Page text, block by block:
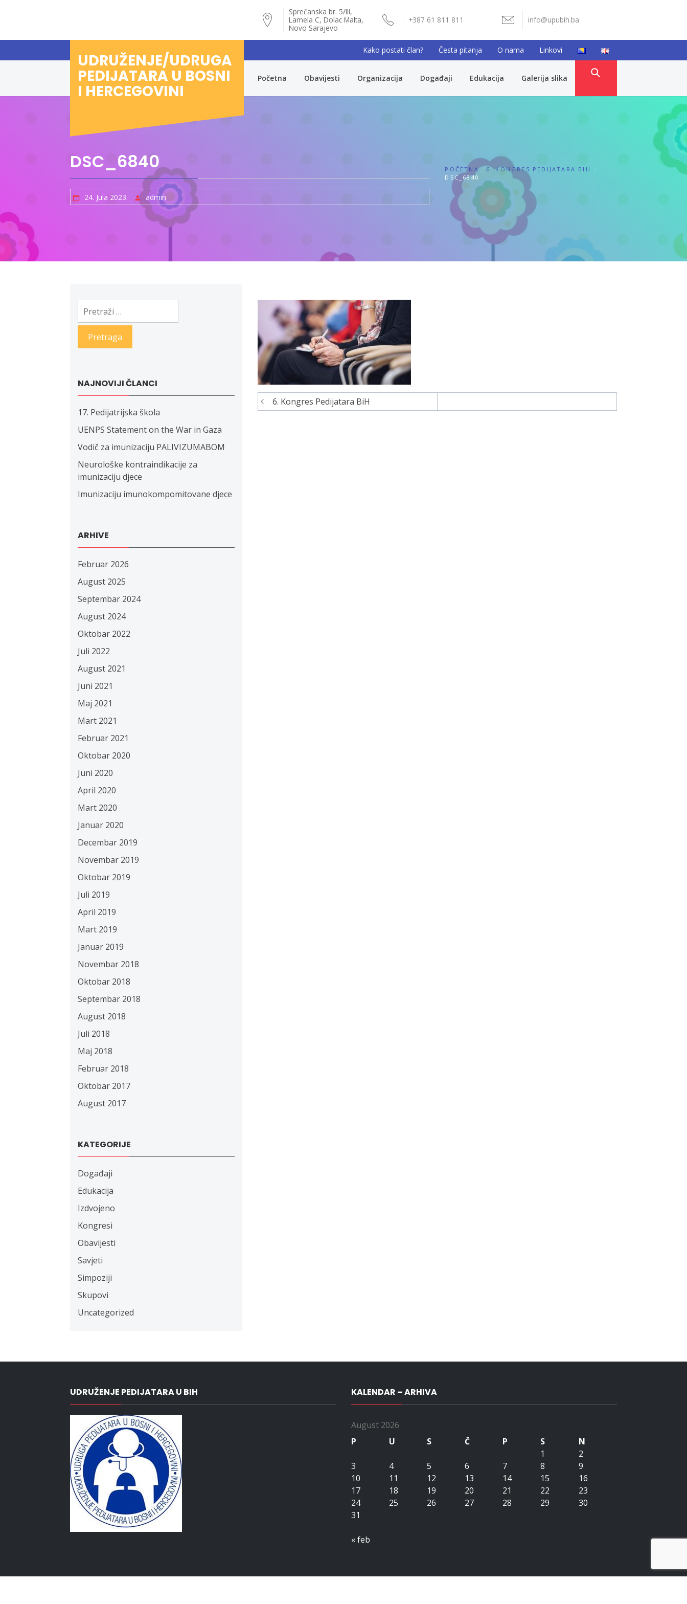
Sprečanska br. 5/III,
Lamela C, Dolac Malta,
Novo Sarajevo
+387 61 811 811 info@upubih.ba
Kako postati član? Česta pitanja O nama Linkovi
UDRUŽENJE/UDRUGA
PEDIJATARA U BOSNI
I HERCEGOVINI
Početna Obavijesti Organizacija Događaji Edukacija Galerija slika
DSC_6840
24. Jula 2023. admin
POČETNA
6. KONGRES PEDIJATARA BIH
DSC_6840
Navigacija
6. Kongres Pedijatara BiH
Pretraga:
NAJNOVIJI ČLANCI
17. Pedijatrijska škola
UENPS Statement on the War in Gaza
Vodič za imunizaciju PALIVIZUMABOM
Neurološke kontraindikacije za
imunizaciju djece
Imunizaciju imunokompomitovane djece
ARHIVE
Februar 2026
August 2025
Septembar 2024
August 2024
Oktobar 2022
Juli 2022
August 2021
Juni 2021
Maj 2021
Mart 2021
Februar 2021
Oktobar 2020
Juni 2020
April 2020
Mart 2020
Januar 2020
Decembar 2019
Novembar 2019
Oktobar 2019
Juli 2019
April 2019
Mart 2019
Januar 2019
Novembar 2018
Oktobar 2018
Septembar 2018
August 2018
Juli 2018
Maj 2018
Februar 2018
Oktobar 2017
August 2017
KATEGORIJE
Događaji
Edukacija
Izdvojeno
Kongresi
Obavijesti
Savjeti
Simpoziji
Skupovi
Uncategorized
UDRUŽENJE PEDIJATARA U BIH KALENDAR – ARHIVA
August 2026
P
U S Č P S
N
1
2
3
4 5 6 7 8
9
10
11 12 13 14 15
16
17
18 19 20 21 22
23
24
25 26 27 28 29
30
31
« feb